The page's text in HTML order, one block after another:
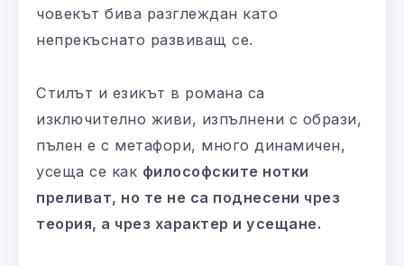
човекът бива разглеждан като
непрекъснато развиващ се.
Стилът и езикът в романа са
изключително живи, изпълнени с образи,
пълен е с метафори, много динамичен,
усеща се как философските нотки
преливат, но те не са поднесени чрез
теория, а чрез характер и усещане.